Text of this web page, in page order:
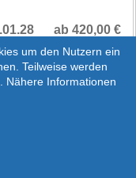
um den Nutzern ein
Teilweise werden
Nähere Informationen
ab 420,00 €
der